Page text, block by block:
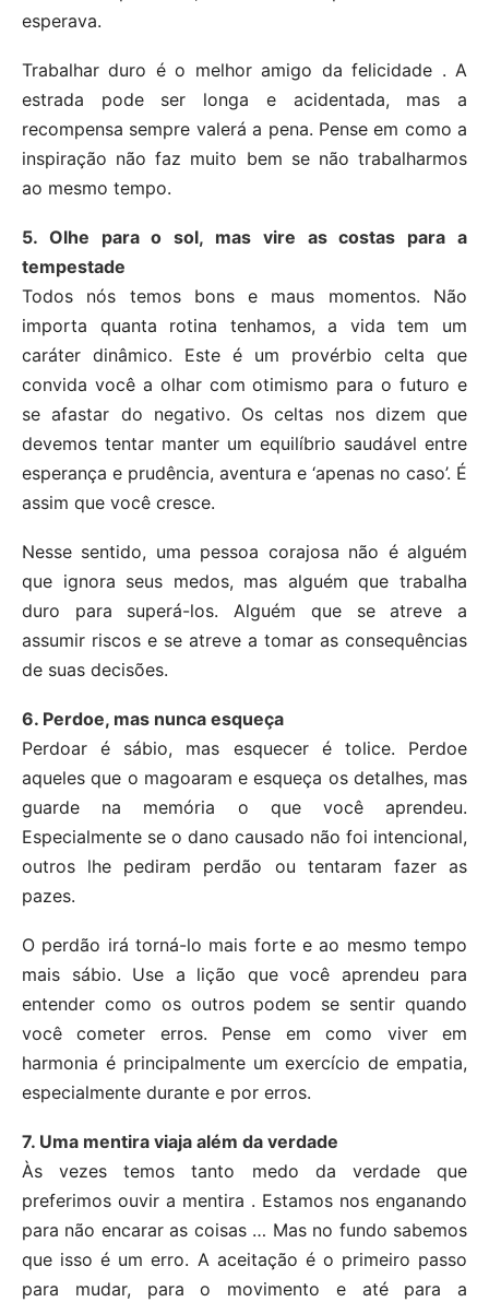
esperava.
Trabalhar duro é o melhor amigo da felicidade . A
estrada pode ser longa e acidentada, mas a
recompensa sempre valerá a pena. Pense em como a
inspiração não faz muito bem se não trabalharmos
ao mesmo tempo.
5. Olhe para o sol, mas vire as costas para a
tempestade
Todos nós temos bons e maus momentos. Não
importa quanta rotina tenhamos, a vida tem um
caráter dinâmico. Este é um provérbio celta que
convida você a olhar com otimismo para o futuro e
se afastar do negativo. Os celtas nos dizem que
devemos tentar manter um equilíbrio saudável entre
esperança e prudência, aventura e ‘apenas no caso’. É
assim que você cresce.
Nesse sentido, uma pessoa corajosa não é alguém
que ignora seus medos, mas alguém que trabalha
duro para superá-los. Alguém que se atreve a
assumir riscos e se atreve a tomar as consequências
de suas decisões.
6. Perdoe, mas nunca esqueça
Perdoar é sábio, mas esquecer é tolice. Perdoe
aqueles que o magoaram e esqueça os detalhes, mas
guarde na memória o que você aprendeu.
Especialmente se o dano causado não foi intencional,
outros lhe pediram perdão ou tentaram fazer as
pazes.
O perdão irá torná-lo mais forte e ao mesmo tempo
mais sábio. Use a lição que você aprendeu para
entender como os outros podem se sentir quando
você cometer erros. Pense em como viver em
harmonia é principalmente um exercício de empatia,
especialmente durante e por erros.
7. Uma mentira viaja além da verdade
Às vezes temos tanto medo da verdade que
preferimos ouvir a mentira . Estamos nos enganando
para não encarar as coisas … Mas no fundo sabemos
que isso é um erro. A aceitação é o primeiro passo
para mudar, para o movimento e até para a